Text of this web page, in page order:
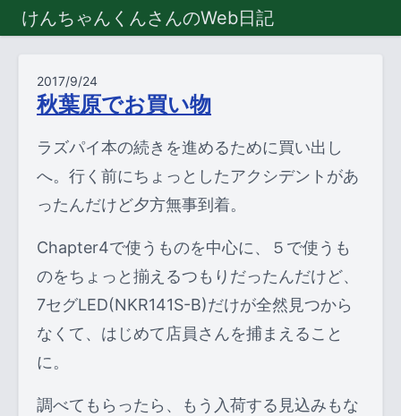
けんちゃんくんさんのWeb日記
2017/9/24
秋葉原でお買い物
ラズパイ本の続きを進めるために買い出し
へ。行く前にちょっとしたアクシデントがあ
ったんだけど夕方無事到着。
Chapter4で使うものを中心に、５で使うも
のをちょっと揃えるつもりだったんだけど、
7セグLED(NKR141S-B)だけが全然見つから
なくて、はじめて店員さんを捕まえること
に。
調べてもらったら、もう入荷する見込みもな